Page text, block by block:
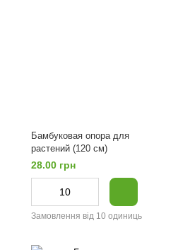
Бамбуковая опора для
растений (120 см)
28.00 грн
Замовлення від 10 одиниць